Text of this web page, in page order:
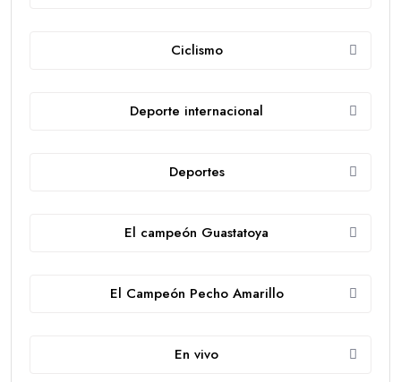
Ciclismo
Deporte internacional
Deportes
El campeón Guastatoya
El Campeón Pecho Amarillo
En vivo